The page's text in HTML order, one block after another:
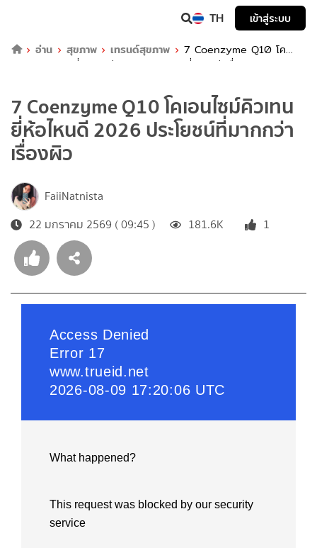
TH
เข้าสู่ระบบ
อ่าน
สุขภาพ เทรนด์สุขภาพ
7 Coenzyme Q10 โค
เอนไซม์คิวเทน ยี่ห้อไหนดี 2026 ประโยชน์ที่มากกว่าเรื่องผิว
7 Coenzyme Q10 โคเอนไซม์คิวเทน
ยี่ห้อไหนดี 2026 ประโยชน์ที่มากกว่า
เรื่องผิว
FaiiNatnista
22 มกราคม 2569 ( 09:45 )
181.6K 1